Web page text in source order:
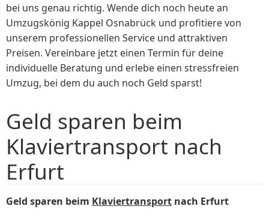
bei uns genau richtig. Wende dich noch heute an
Umzugskönig Kappel Osnabrück und profitiere von
unserem professionellen Service und attraktiven
Preisen. Vereinbare jetzt einen Termin für deine
individuelle Beratung und erlebe einen stressfreien
Umzug, bei dem du auch noch Geld sparst!
Geld sparen beim
Klaviertransport nach
Erfurt
Geld sparen beim Klaviertransport nach Erfurt